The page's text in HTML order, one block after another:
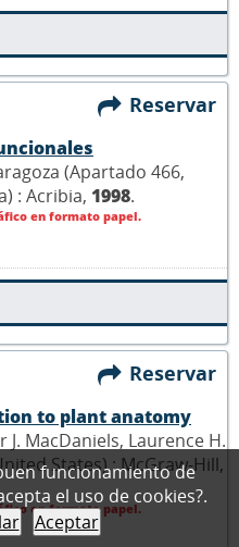
Reservar
(Apartado 466,
: Acribia, 1998.
en formato papel.
Reservar
to plant anatomy
J. MacDaniels, Laurence H.
States) : McGraw-Hill,
en formato papel.
funcionamiento de
el uso de cookies?.
Aceptar